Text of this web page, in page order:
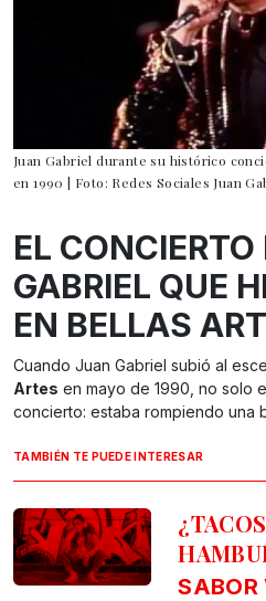
Juan Gabriel durante su histórico
en 1990 | Foto: Redes Sociales Juan
EL
GABRIEL QUE
EN BELLAS
Cuando Juan Gabriel subió al
Artes en mayo de 1990, no solo
concierto: estaba rompiendo una
TAMBIÉN TE PUEDE INTERESAR
SABOR